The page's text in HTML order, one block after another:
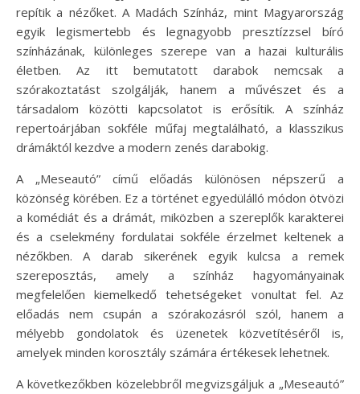
repítik a nézőket. A Madách Színház, mint Magyarország
egyik legismertebb és legnagyobb presztízzsel bíró
színházának, különleges szerepe van a hazai kulturális
életben. Az itt bemutatott darabok nemcsak a
szórakoztatást szolgálják, hanem a művészet és a
társadalom közötti kapcsolatot is erősítik. A színház
repertoárjában sokféle műfaj megtalálható, a klasszikus
drámáktól kezdve a modern zenés darabokig.
A „Meseautó” című előadás különösen népszerű a
közönség körében. Ez a történet egyedülálló módon ötvözi
a komédiát és a drámát, miközben a szereplők karakterei
és a cselekmény fordulatai sokféle érzelmet keltenek a
nézőkben. A darab sikerének egyik kulcsa a remek
szereposztás, amely a színház hagyományainak
megfelelően kiemelkedő tehetségeket vonultat fel. Az
előadás nem csupán a szórakozásról szól, hanem a
mélyebb gondolatok és üzenetek közvetítéséről is,
amelyek minden korosztály számára értékesek lehetnek.
A következőkben közelebbről megvizsgáljuk a „Meseautó”